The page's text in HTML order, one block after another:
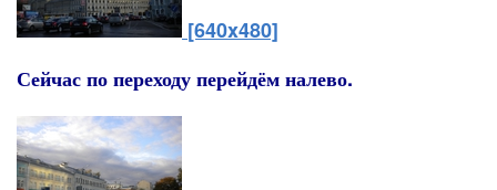
[640x480]
Сейчас по переходу перейдём налево.